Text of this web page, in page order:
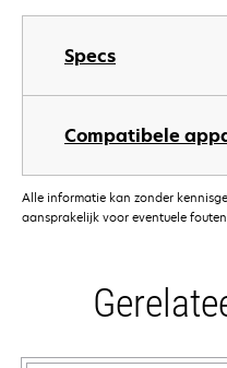
Specs
Compatibele
Alle informatie kan zonder
aansprakelijk voor eventuele